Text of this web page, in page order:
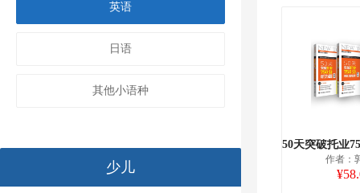
英语
日语
其他小语种
少儿 作者：